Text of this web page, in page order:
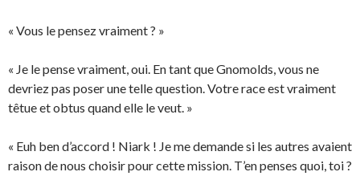
« Vous le pensez vraiment ? »
« Je le pense vraiment, oui. En tant que Gnomolds, vous ne
devriez pas poser une telle question. Votre race est vraiment
têtue et obtus quand elle le veut. »
« Euh ben d’accord ! Niark ! Je me demande si les autres avaient
raison de nous choisir pour cette mission. T’en penses quoi, toi ?